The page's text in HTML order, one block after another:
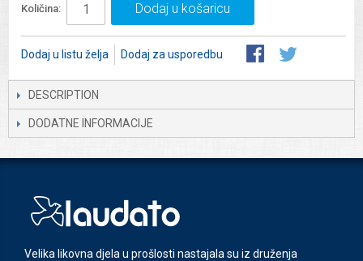
Količina: Dodaj u košaricu
Dodaj u listu želja Dodaj za usporedbu
DESCRIPTION
DODATNE INFORMACIJE
Velika likovna djela u prošlosti nastajala su iz druženja